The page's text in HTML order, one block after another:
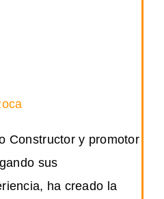
Constructor y promotor
sus
ha creado la